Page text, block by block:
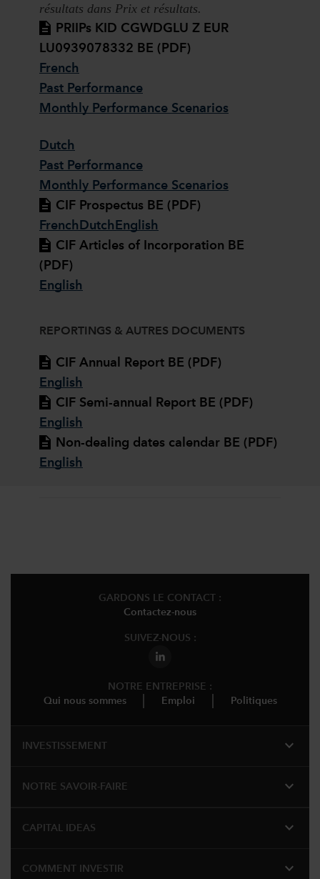
résultats dans Prix et résultats.
PRIIPs KID CGWDGLU Z EUR
LU0939078332 BE (PDF)
French
Past Performance
Monthly Performance Scenarios
Dutch
Past Performance
Monthly Performance Scenarios
CIF Prospectus BE (PDF)
French Dutch English
CIF Articles of Incorporation BE
(PDF)
English
REPORTINGS & AUTRES DOCUMENTS
CIF Annual Report BE (PDF)
English
CIF Semi-annual Report BE (PDF)
English
Non-dealing dates calendar BE (PDF)
English
GARDONS LE CONTACT :
Contactez-nous
SUIVEZ-NOUS :
NOTRE ENTREPRISE :
Qui nous sommes
Emploi Politiques
INVESTISSEMENT expand_more
NOTRE SAVOIR-FAIRE expand_more
CAPITAL IDEAS expand_more
COMMENT INVESTIR expand_more